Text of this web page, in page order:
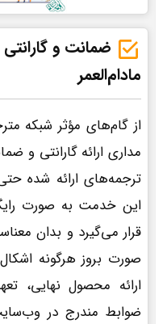
ضمانت و
مادام‌العمر
از گام‌های مؤثر شبکه
مداری ارائه گارانتی و
ترجمه‌های ارائه شده
این خدمت به صورت
قرار می‌گیرد و بدان
صورت بروز هرگونه
ارائه محصول نهایی،
ضوابط مندرج در